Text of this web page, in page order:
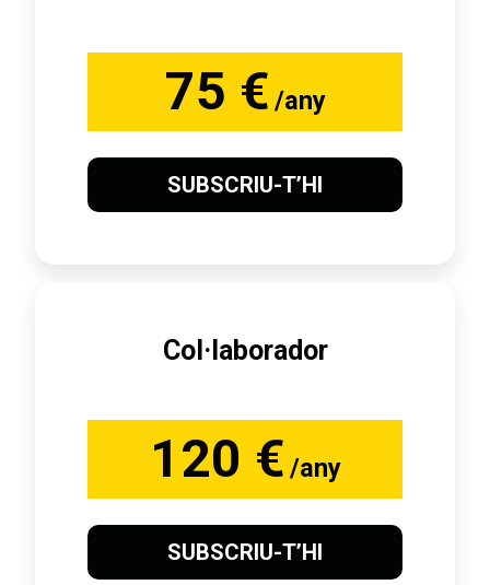
75 € /any
SUBSCRIU-T’HI
Col·laborador
120 € /any
SUBSCRIU-T’HI